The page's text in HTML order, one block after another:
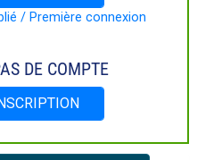
/ Première connexion
DE COMPTE